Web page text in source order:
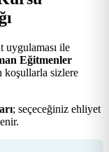
uygulaması ile
Eğitmenler
koşullarla sizlere
; seçeceğiniz ehliyet